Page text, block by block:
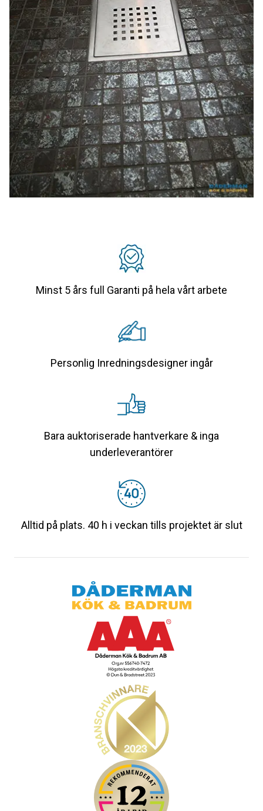
Minst 5 års full Garanti på hela vårt arbete
Personlig Inredningsdesigner ingår
Bara auktoriserade hantverkare & inga
underleverantörer
Alltid på plats. 40 h i veckan tills projektet är slut